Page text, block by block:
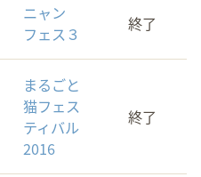
ニャン
フェス３
終了
まるごと
猫フェス
ティバル
2016
終了